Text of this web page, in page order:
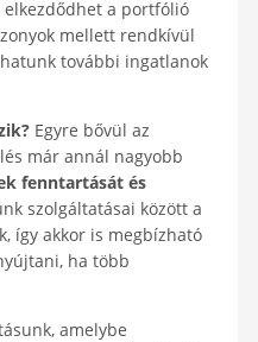
a portfólió
mellett rendkívül
további ingatlanok
Egyre bővül az
már annál nagyobb
fenntartását és
szolgáltatásai között a
így akkor is megbízható
ha több
amelybe